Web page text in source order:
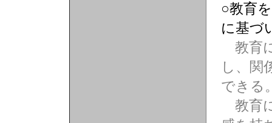
○教育
に基づ
教育
し、関
できる
教育